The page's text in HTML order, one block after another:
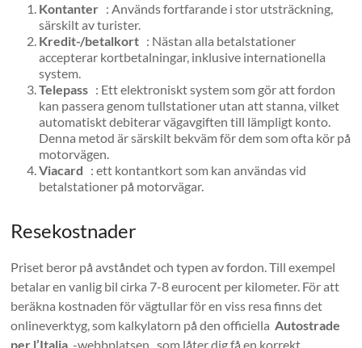
Kontanter : Används fortfarande i stor utsträckning,
särskilt av turister.
Kredit-/betalkort : Nästan alla betalstationer
accepterar kortbetalningar, inklusive internationella
system.
Telepass : Ett elektroniskt system som gör att fordon
kan passera genom tullstationer utan att stanna, vilket
automatiskt debiterar vägavgiften till lämpligt konto.
Denna metod är särskilt bekväm för dem som ofta kör på
motorvägen.
Viacard : ett kontantkort som kan användas vid
betalstationer på motorvägar.
Resekostnader
Priset beror på avståndet och typen av fordon. Till exempel
betalar en vanlig bil cirka 7-8 eurocent per kilometer. För att
beräkna kostnaden för vägtullar för en viss resa finns det
onlineverktyg, som kalkylatorn på den officiellaAutostrade
per l’Italia -webbplatsen , som låter dig få en korrekt